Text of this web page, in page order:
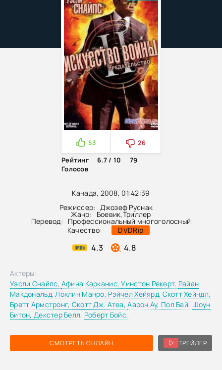
Канада, 2008, 01:42:39
Режиссер:
Джозеф Руснак
Жанр: Боевик,Триллер
Перевод:
Профессиональный многоголосный
Качество:
DVDRip
4.3 4.8
53
26
Рейтинг
6.7 / 10
79
Голосов
СМОТРЕТЬ ОНЛАЙН ТРЕЙЛЕР
Актеры:
Уэсли Снайпс, Афина Карканис,Уинстон Рекерт, Райан
Макдональд,Локлин Манро, Рэйчел Хейярд, Скотт Хейндл,
Бретт Армстронг, Скотт Дж. Атеа,Аарон Ау, Пол Бай, Шоун
Битон, Декстер Белл, Роберт Бойс,